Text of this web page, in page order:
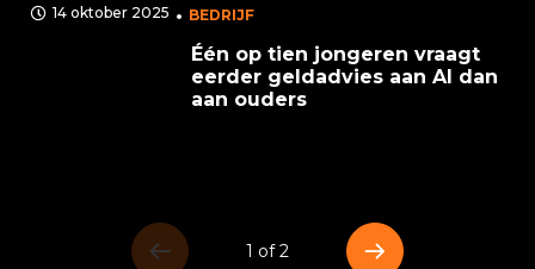
14 oktober 2025 BEDRIJF
Één op tien jongeren vraagt
eerder geldadvies aan AI dan
aan ouders
1 of 2